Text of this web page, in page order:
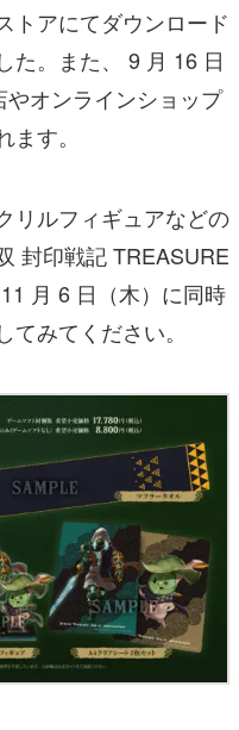
トアにてダウンロード
た。また、 9 月 16 日
オンラインショップ
す。
リルフィギュアなどの
封印戦記 TREASURE
月 6 日（木）に同時
みてください。